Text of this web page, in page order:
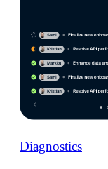
Diagnostics